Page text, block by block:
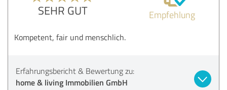
SEHR GUT Empfehlung
Kompetent, fair und menschlich.
Erfahrungsbericht & Bewertung zu:
home & living Immobilien GmbH